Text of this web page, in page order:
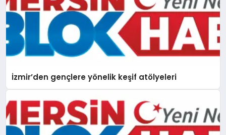
İzmir’den gençlere yönelik keşif atölyeleri